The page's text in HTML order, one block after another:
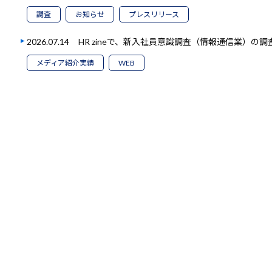
調査 お知らせ プレスリリース
2026.07.14 HR zineで、新入社員意識調査（情報通信業）の
メディア紹介実績 WEB